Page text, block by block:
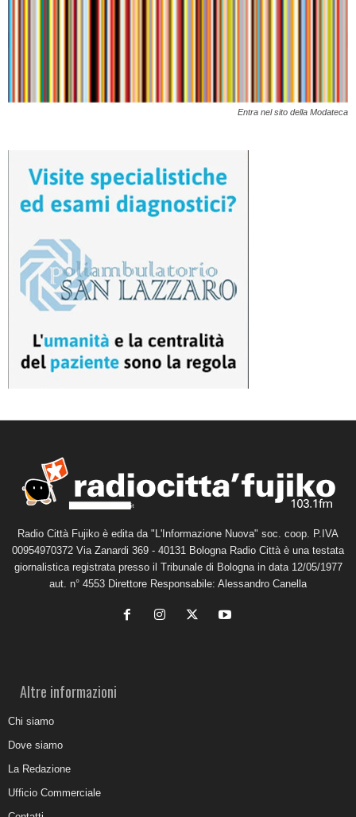
Entra nel sito della Modateca
Radio Città Fujiko è edita da "L'Informazione Nuova" soc. coop. P.IVA
00954970372 Via Zanardi 369 - 40131 Bologna Radio Città è una testata
giornalistica registrata presso il Tribunale di Bologna in data 12/05/1977
aut. n° 4553 Direttore Responsabile: Alessandro Canella
Altre informazioni
Chi siamo
Dove siamo
La Redazione
Ufficio Commerciale